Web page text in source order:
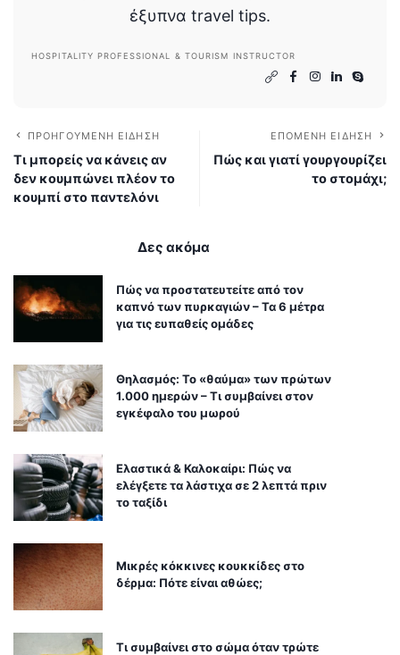
έξυπνα travel tips.
HOSPITALITY PROFESSIONAL & TOURISM INSTRUCTOR
ΠΡΟΗΓΟΎΜΕΝΗ ΕΊΔΗΣΗ
Τι μπορείς να κάνεις αν
δεν κουμπώνει πλέον το
κουμπί στο παντελόνι
ΕΠΌΜΕΝΗ ΕΊΔΗΣΗ
Πώς και γιατί γουργουρίζει
το στομάχι;
Δες ακόμα
Πώς να προστατευτείτε από τον
καπνό των πυρκαγιών – Τα 6 μέτρα
για τις ευπαθείς ομάδες
Θηλασμός: Το «θαύμα» των πρώτων
1.000 ημερών – Τι συμβαίνει στον
εγκέφαλο του μωρού
Ελαστικά & Καλοκαίρι: Πώς να
ελέγξετε τα λάστιχα σε 2 λεπτά πριν
το ταξίδι
Μικρές κόκκινες κουκκίδες στο
δέρμα: Πότε είναι αθώες;
Τι συμβαίνει στο σώμα όταν τρώτε